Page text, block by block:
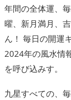
年間の全体運、
曜、新月満月、
ん！ 毎日の開運
2024年の風水情
を呼び込みす。
九星すべての、